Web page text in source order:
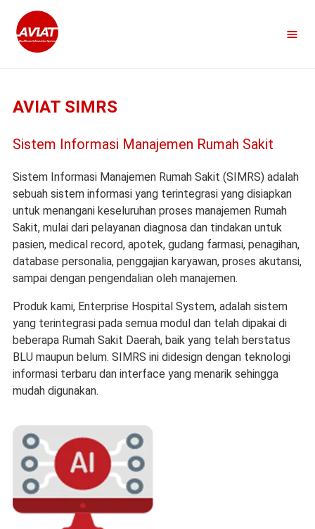
≡
AVIAT SIMRS
Sistem Informasi Manajemen Rumah Sakit
Sistem Informasi Manajemen Rumah Sakit (SIMRS) adalah
sebuah sistem informasi yang terintegrasi yang disiapkan
untuk menangani keseluruhan proses manajemen Rumah
Sakit, mulai dari pelayanan diagnosa dan tindakan untuk
pasien, medical record, apotek, gudang farmasi, penagihan,
database personalia, penggajian karyawan, proses akutansi,
sampai dengan pengendalian oleh manajemen.
Produk kami, Enterprise Hospital System, adalah sistem
yang terintegrasi pada semua modul dan telah dipakai di
beberapa Rumah Sakit Daerah, baik yang telah berstatus
BLU maupun belum. SIMRS ini didesign dengan teknologi
informasi terbaru dan interface yang menarik sehingga
mudah digunakan.